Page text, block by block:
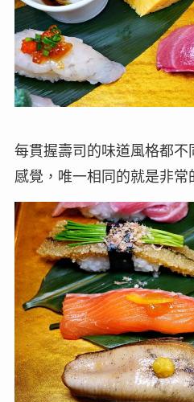
每貫握壽司的味道風格都不
感覺，唯一相同的就是非常